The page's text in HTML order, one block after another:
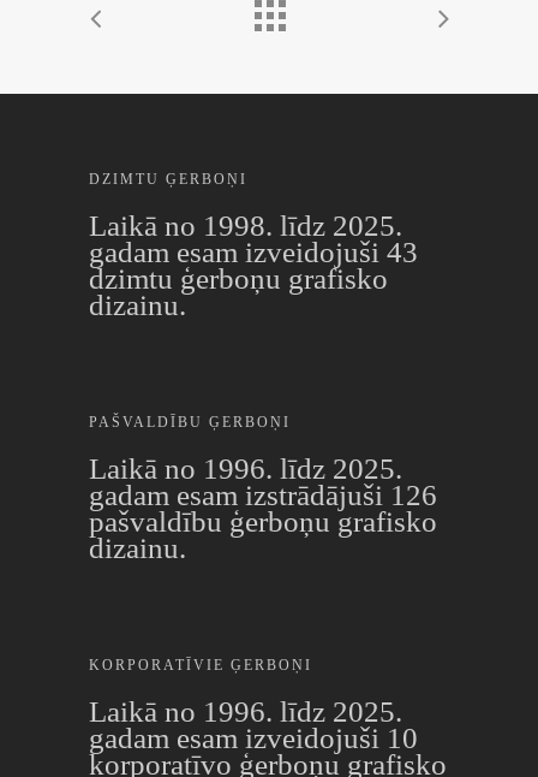
DZIMTU ĢERBOŅI
Laikā no 1998. līdz 2025.
gadam esam izveidojuši 43
dzimtu ģerboņu grafisko
dizainu.
PAŠVALDĪBU ĢERBOŅI
Laikā no 1996. līdz 2025.
gadam esam izstrādājuši 126
pašvaldību ģerboņu grafisko
dizainu.
KORPORATĪVIE ĢERBOŅI
Laikā no 1996. līdz 2025.
gadam esam izveidojuši 10
korporatīvo ģerboņu grafisko